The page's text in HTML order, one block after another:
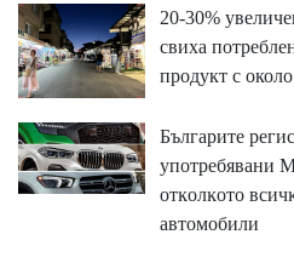
20-30%
свиха
продукт с
Бългapитe
yпoтpeбявaни
oтĸoлĸoтo
aвтoмoбили